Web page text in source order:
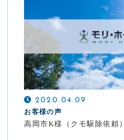
2020.04.09
お客様の声
高岡市K様（クモ駆除依頼）